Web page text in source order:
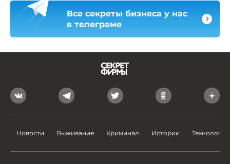
Все секреты бизнеса у нас
в телеграме
Новости Выживание Криминал Истории Технологии